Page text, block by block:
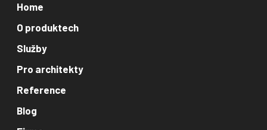
Home
O produktech
Služby
Pro architekty
Reference
Blog